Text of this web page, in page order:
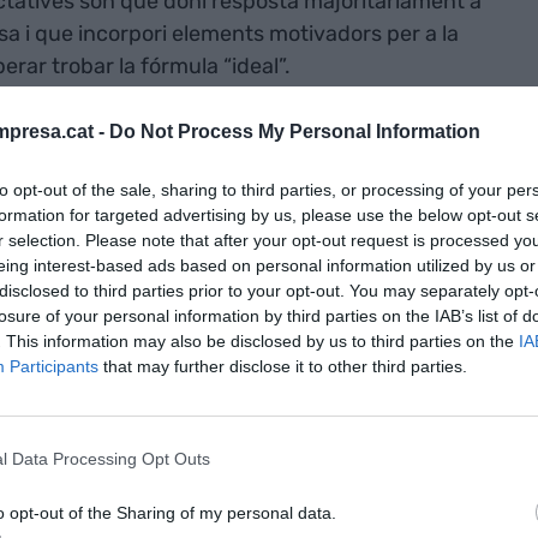
- Do Not Process My Personal Information
opt-out of the sale, sharing to third parties, or processing of your
for targeted advertising by us, please use the below opt-out
selection. Please note that after your opt-out request is processed
interest-based ads based on personal information utilized by us
to third parties prior to your opt-out. You may separately
of your personal information by third parties on the IAB’s list of
This information may also be disclosed by us to third parties on the
Participants that may further disclose it to other third parties.
Data Processing Opt Outs
opt-out of the Sharing of my personal data.
i que incorpori elements motivadors per a la
trobar la fórmula “ideal”.
compartiré amb vosaltres les meves
al servei de l’empresa per motivar els
de la seva zona de confort i que premiïn el
com una part del sou gairebé
de ser variable. I això que sembla una
ha empreses que van dissenyar un sistema fa
de comissions sobre vendes -un error des
aplicant a dia d’avui.